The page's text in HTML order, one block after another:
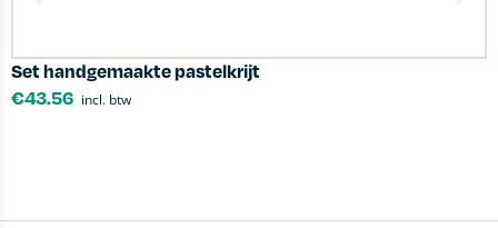
Set handgemaakte pastelkrijt
€43.56 incl. btw